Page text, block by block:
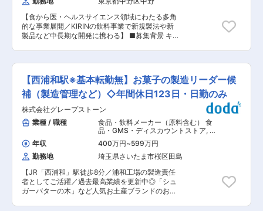
【食から医・ヘルスサイエンス領域にわたる多角
的な事業展開／KIRINの飲料事業で新規製法や新
製品など中長期な開発に携わる】 ■募集背景 キ
ループ全体で注力するヘルスサイエンス領域の拡
大を加速しています。プラズマ乳酸菌に次ぐ新た
な機能性素材を活用した商品開発 や、お客様の多
様なニーズに応える「おいしさの進化」「ペット
ボトルではない新たな形態の飲料開発」 など、挑
戦的なテーマが数多く進行しています。これらの
イノベーション創出を牽引し、持続的な成長を実
現するため、技術開発の専門性とプロジェクト推
進力を兼ね備えた新たな仲間を募集します。 ■業
務内容 技術開発テーマの推進、およびプロジェク
トマネジメント業務を担っていただきます。 ・ヘ
ルスサイエンス領域における飲料商品の上市に向
けた技術検討：プラズマ乳酸菌に続く機能性素材
の飲料への応用検討、製品上市に向けた技術課題
解決 ・おいしさの進化に向けた技術開発：最新の
知見や分析技術を駆使し、飲料の味覚・風味・物
【西浦和駅※基本転勤無】お菓子の製造リーダー候
補（製造管理など）◇年間休日123日・日勤のみ
株式会社グレープストーン
業種 / 職種
食品・飲料メーカー（原料含む） 食
品・GMS・ディスカウントストア, 生
産管理（食品・香料・飼料） 製造・生
産リーダー（食品・香料・飼料）
年収 400万円~599万円
勤務地
埼玉県さいたま市桜区田島
【JR「西浦和」駅徒歩8分／浦和工場の製造責任
者としてご活躍／過去最高業績を更新中◎「シュ
ガーバターの木」など人気お土産ブランドのお菓